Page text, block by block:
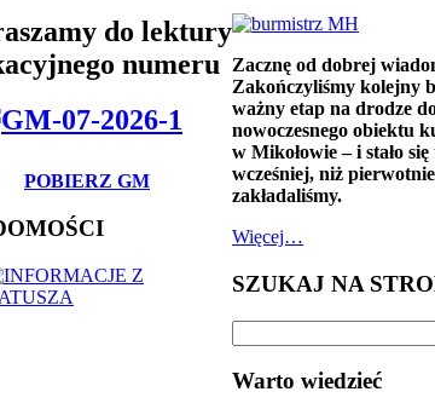
do lektury
numeru
POBIERZ GM
Zacznę od dobrej
Zakończyliśmy kolejny
ważny etap na drodze
nowoczesnego obiektu
w Mikołowie – i stało się
wcześniej, niż pierwotnie
zakładaliśmy.
Więcej…
SZUKAJ NA
Warto wiedzieć